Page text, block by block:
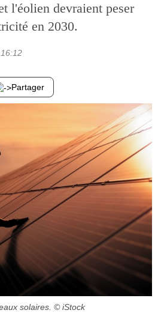
l'éolien devraient peser
en 2030.
Partager
solaires. © iStock